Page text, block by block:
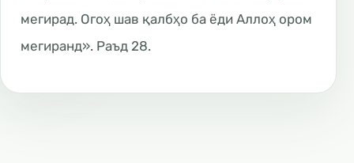
мегирад. Огоҳ шав қалбҳо ба ёди Аллоҳ ором
мегиранд». Раъд 28.